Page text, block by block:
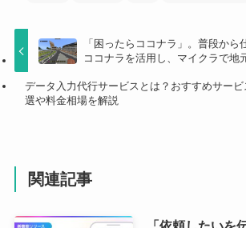
「困ったらココナラ」。普段から
ココナラを活用し、マイクラで地
データ入力代行サービスとは？おすすめサービ
選や料金相場を解説
関連記事